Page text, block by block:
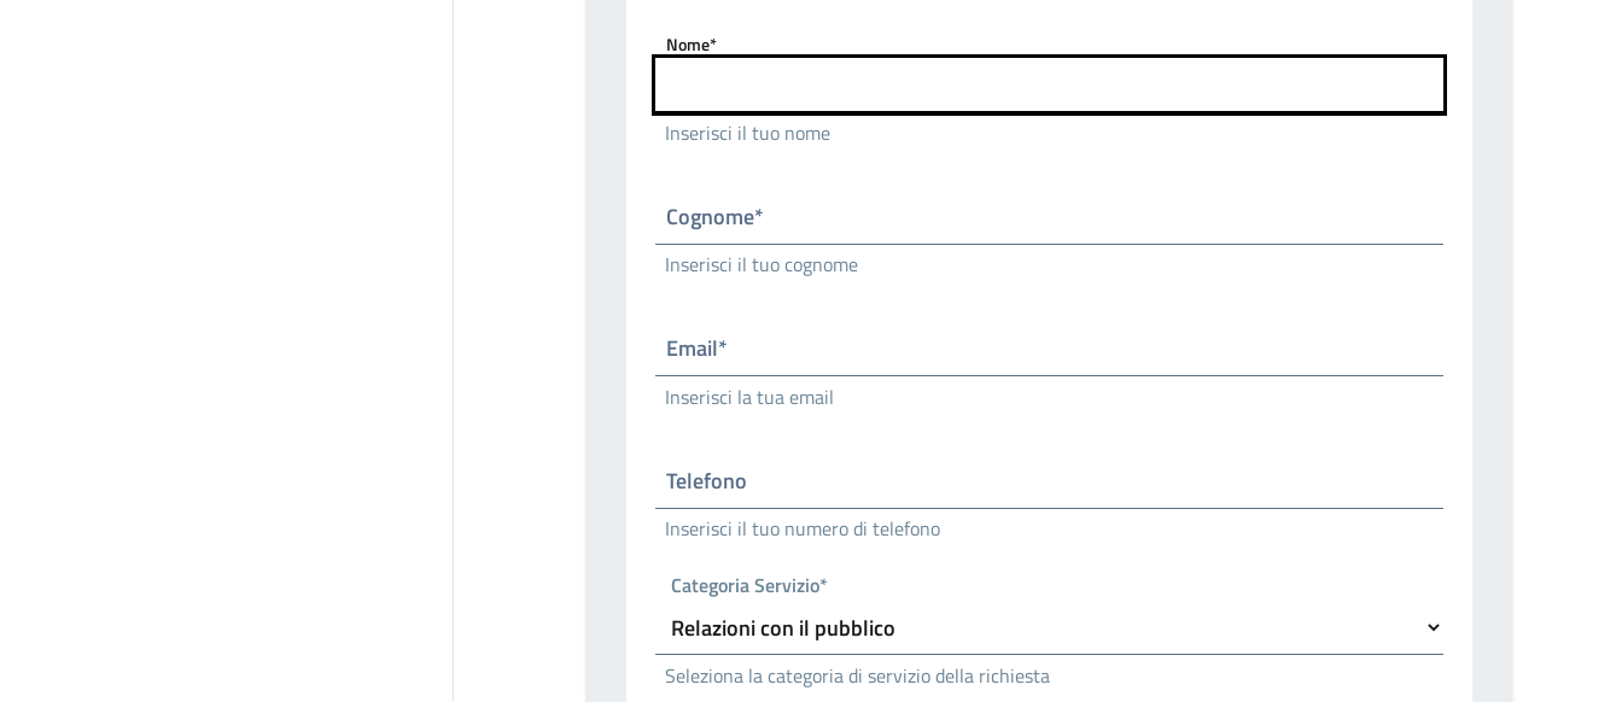
Nome*
Inserisci il tuo nome
Cognome*
Inserisci il tuo cognome
Email*
Inserisci la tua email
Telefono
Inserisci il tuo numero di telefono
Categoria Servizio*
Seleziona la categoria di servizio della richiesta